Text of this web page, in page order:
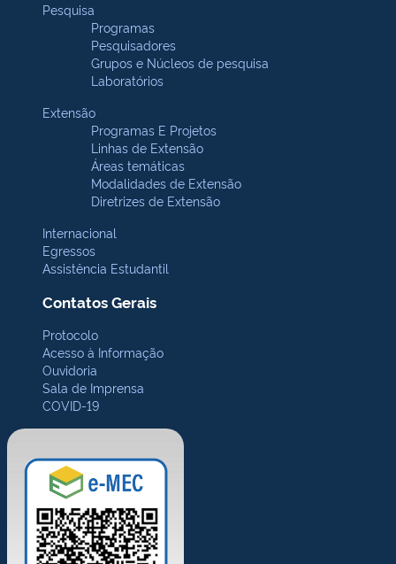
Pesquisa
Programas
Pesquisadores
Grupos e Núcleos de pesquisa
Laboratórios
Extensão
Programas E Projetos
Linhas de Extensão
Áreas temáticas
Modalidades de Extensão
Diretrizes de Extensão
Internacional
Egressos
Assistência Estudantil
Contatos Gerais
Protocolo
Acesso à Informação
Ouvidoria
Sala de Imprensa
COVID-19